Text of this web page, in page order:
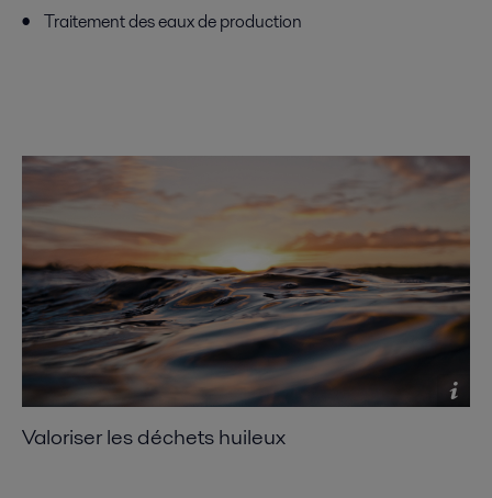
Traitement des eaux de production
Valoriser les déchets huileux